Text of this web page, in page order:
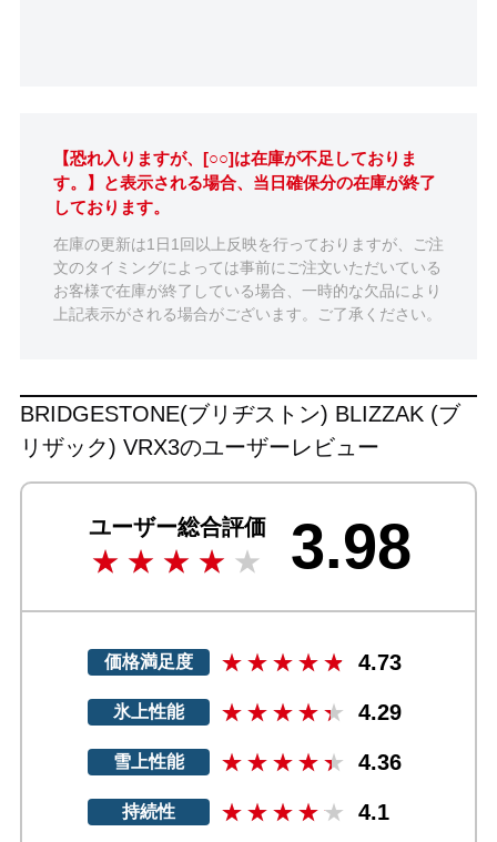
【恐れ入りますが、[○○]は在庫が不足しておりま
す。】と表示される場合、当日確保分の在庫が終了
しております。
在庫の更新は1日1回以上反映を行っておりますが、ご注
文のタイミングによっては事前にご注文いただいている
お客様で在庫が終了している場合、一時的な欠品により
上記表示がされる場合がございます。ご了承ください。
BRIDGESTONE(ブリヂストン) BLIZZAK (ブ
リザック) VRX3のユーザーレビュー
ユーザー総合評価 3.98
価格満足度 4.73
氷上性能 4.29
雪上性能 4.36
持続性 4.1